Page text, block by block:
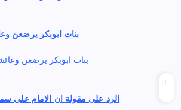
بنات ابوبكر يرضعن
الرد على مقولة ان الامام علي